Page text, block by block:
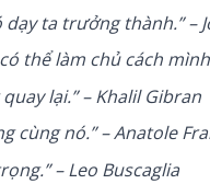
ta trưởng thành.” –
thể làm chủ cách
lại.” – Khalil Gibran
cùng nó.” – Anatole
– Leo Buscaglia